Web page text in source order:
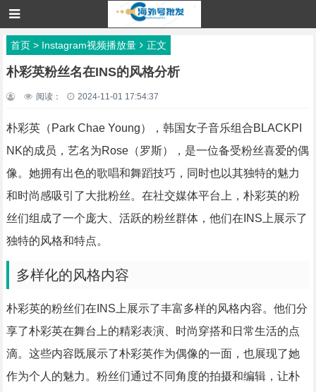
首页> Instagram视频播放量 正文
朴彩英粉丝名在INS的风格分析
阅读： 2024-11-01 17:54:37
朴彩英（Park Chae Young），韩国女子音乐组合BLACKPI
NK的成员，艺名为Rose（罗斯），是一位备受粉丝喜爱的偶
像。她拥有出色的歌唱和舞蹈技巧，同时也以其独特的魅力
和时尚感吸引了大批粉丝。在社交媒体平台上，朴彩英的粉
丝们组成了一个庞大、活跃的粉丝群体，他们在INS上展示了
独特的风格和特点。
多样化的风格内容
朴彩英的粉丝们在INS上展示了丰富多样的风格内容。他们分
享了朴彩英在舞台上的精彩表演、时尚穿搭和日常生活的点
滴。这些内容既展示了朴彩英作为偶像的一面，也展现了她
作为个人的魅力。粉丝们通过不同角度的拍摄和编辑，让朴